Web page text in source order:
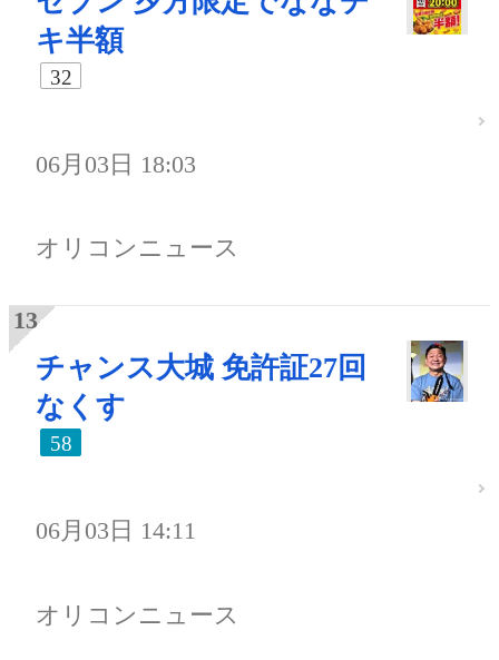
キ半額
32
06月03日 18:03
オリコンニュース
チャンス大城 免許証27回
なくす
58
06月03日 14:11
オリコンニュース